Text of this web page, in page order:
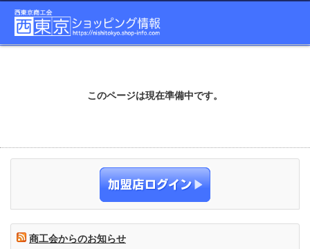
このページは現在準備中です。
商工会からのお知らせ